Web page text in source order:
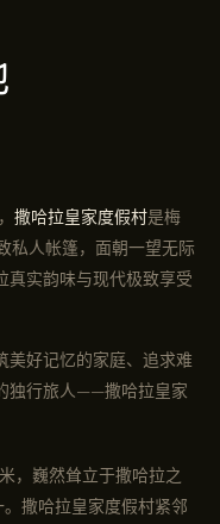
撒哈拉皇家度假村是梅
私人帐篷，面朝一望无际
真实韵味与现代极致享受
美好记忆的家庭、追求难
独行旅人——撒哈拉皇家
，巍然耸立于撒哈拉之
撒哈拉皇家度假村紧邻